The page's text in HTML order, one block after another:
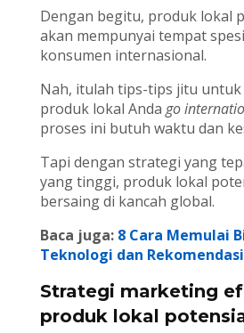
Dengan begitu, produk lokal
akan mempunyai tempat
konsumen internasional.
Nah, itulah tips-tips jitu untuk
produk lokal Andago
proses ini butuh waktu dan
Tapi dengan strategi yang
yang tinggi, produk lokal
bersaing di kancah global.
Baca juga: 8 Cara Memulai
Teknologi dan
Strategi marketing
produk lokal